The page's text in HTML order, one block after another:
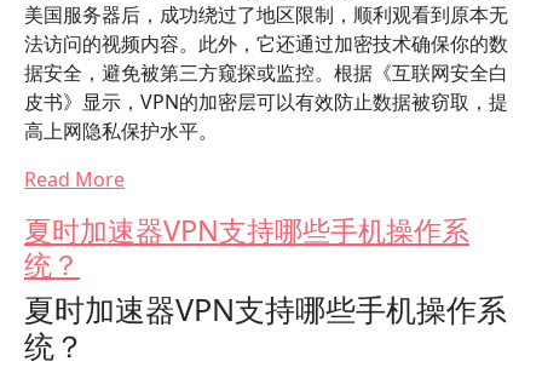
美国服务器后，成功绕过了地区限制，顺利观看到原本无
法访问的视频内容。此外，它还通过加密技术确保你的数
据安全，避免被第三方窥探或监控。根据《互联网安全白
皮书》显示，VPN的加密层可以有效防止数据被窃取，提
高上网隐私保护水平。
Read More
夏时加速器VPN支持哪些手机操作系
统？
夏时加速器VPN支持哪些手机操作系
统？